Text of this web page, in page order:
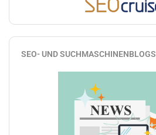
SEO- UND SUCHMASCHINENBLOGS